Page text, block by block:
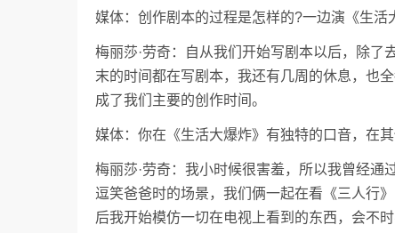
媒体：创作剧本的过程是怎样的?一边演《生活
梅丽莎·劳奇：自从我们开始写剧本以后，除了
末的时间都在写剧本，我还有几周的休息，也
成了我们主要的创作时间。
媒体：你在《生活大爆炸》有独特的口音，在
梅丽莎·劳奇：我小时候很害羞，所以我曾经
逗笑爸爸时的场景，我们俩一起在看《三人行
后我开始模仿一切在电视上看到的东西，会不